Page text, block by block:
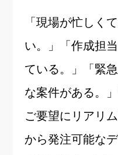
「現場が忙しく
い。」「作成担
ている。」「緊
な案件がある。
ご要望にリアリ
から発注可能な